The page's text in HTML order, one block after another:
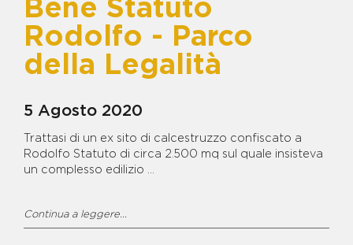
AREA PENALE
BENE ELIO DIANA - TERRENO
AGRICOLO
BENE ERNESTO BARDELLINO -
CASERMA DEI CARABINIERI
BENE FRANCESCO SCHIAVONE
CICCIARIELLO IN LOCALITA'
VIGNALE
BENE FRANCESCO SCHIAVONE
SANDOKAN - TERRENI LOC.
SCHIAVONE - CENTRO DI
AGRICOLTURA SOC.
Bene Statuto
Rodolfo - Parco
della Legalità
5 Agosto 2020
Trattasi di un ex sito di calcestruzzo confiscato a
Rodolfo Statuto di circa 2.500 mq sul quale insisteva
un complesso edilizio ...
Continua a leggere...